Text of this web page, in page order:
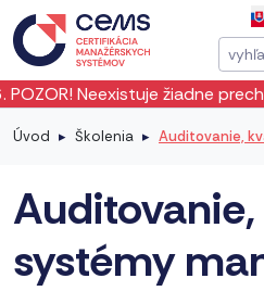
prechodné obdobie!
Úvod Školenia Auditovanie,
systémy